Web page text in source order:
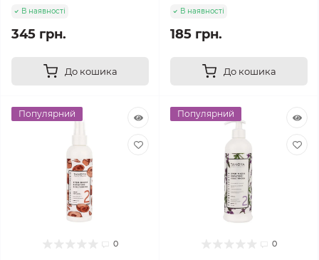
В наявності
345 грн.
До кошика
В наявності
185 грн.
До кошика
Популярний
0
Популярний
0